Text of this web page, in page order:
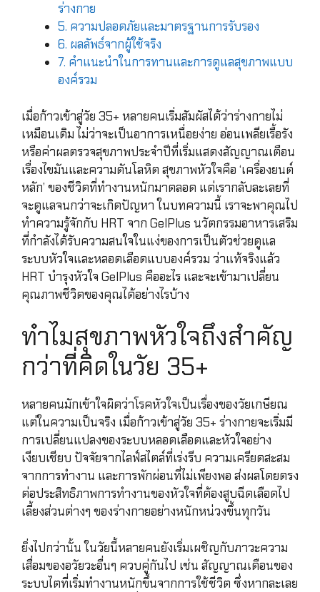
ร่างกาย
5. ความปลอดภัยและมาตรฐานการรับรอง
6. ผลลัพธ์จากผู้ใช้จริง
7. คำแนะนำในการทานและการดูแลสุขภาพแบบ
องค์รวม
เมื่อก้าวเข้าสู่วัย 35+ หลายคนเริ่มสัมผัสได้ว่าร่างกายไม่
เหมือนเดิม ไม่ว่าจะเป็นอาการเหนื่อยง่าย อ่อนเพลียเรื้อรัง
หรือค่าผลตรวจสุขภาพประจำปีที่เริ่มแสดงสัญญาณเตือน
เรื่องไขมันและความดันโลหิต สุขภาพหัวใจคือ ‘เครื่องยนต์
หลัก’ ของชีวิตที่ทำงานหนักมาตลอด แต่เรากลับละเลยที่
จะดูแลจนกว่าจะเกิดปัญหา ในบทความนี้ เราจะพาคุณไป
ทำความรู้จักกับ HRT จาก GelPlus นวัตกรรมอาหารเสริม
ที่กำลังได้รับความสนใจในแง่ของการเป็นตัวช่วยดูแล
ระบบหัวใจและหลอดเลือดแบบองค์รวม ว่าแท้จริงแล้ว
HRT บำรุงหัวใจ GelPlus คืออะไร และจะเข้ามาเปลี่ยน
คุณภาพชีวิตของคุณได้อย่างไรบ้าง
ทำไมสุขภาพหัวใจถึงสำคัญ
กว่าที่คิดในวัย 35+
หลายคนมักเข้าใจผิดว่าโรคหัวใจเป็นเรื่องของวัยเกษียณ
แต่ในความเป็นจริง เมื่อก้าวเข้าสู่วัย 35+ ร่างกายจะเริ่มมี
การเปลี่ยนแปลงของระบบหลอดเลือดและหัวใจอย่าง
เงียบเชียบ ปัจจัยจากไลฟ์สไตล์ที่เร่งรีบ ความเครียดสะสม
จากการทำงาน และการพักผ่อนที่ไม่เพียงพอ ส่งผลโดยตรง
ต่อประสิทธิภาพการทำงานของหัวใจที่ต้องสูบฉีดเลือดไป
เลี้ยงส่วนต่างๆ ของร่างกายอย่างหนักหน่วงขึ้นทุกวัน
ยิ่งไปกว่านั้น ในวัยนี้หลายคนยังเริ่มเผชิญกับภาวะความ
เสื่อมของอวัยวะอื่นๆ ควบคู่กันไป เช่น สัญญาณเตือนของ
ระบบไตที่เริ่มทำงานหนักขึ้นจากการใช้ชีวิต ซึ่งหากละเลย